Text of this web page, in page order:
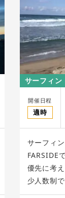
サーフィン
開催日程
適時
サーフィ
FARSIDE
優先に考
少人数制